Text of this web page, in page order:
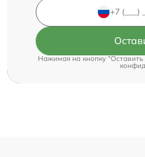
Нажимая на кнопку